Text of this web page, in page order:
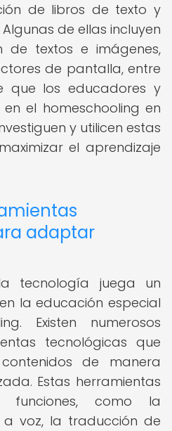
de libros de texto y
de ellas incluyen
de textos e imágenes,
de pantalla, entre
que los educadores y
el homeschooling en
y utilicen estas
el aprendizaje
adaptar
tecnología juega un
la educación especial
Existen numerosos
tecnológicas que
de manera
Estas herramientas
funciones, como la
a voz, la traducción de